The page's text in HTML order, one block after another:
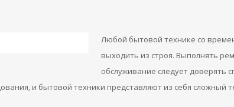
Любой бытовой технике со
выходить из строя. Выполнять
обслуживание следует доверять
и бытовой техники представляют из себя сложный